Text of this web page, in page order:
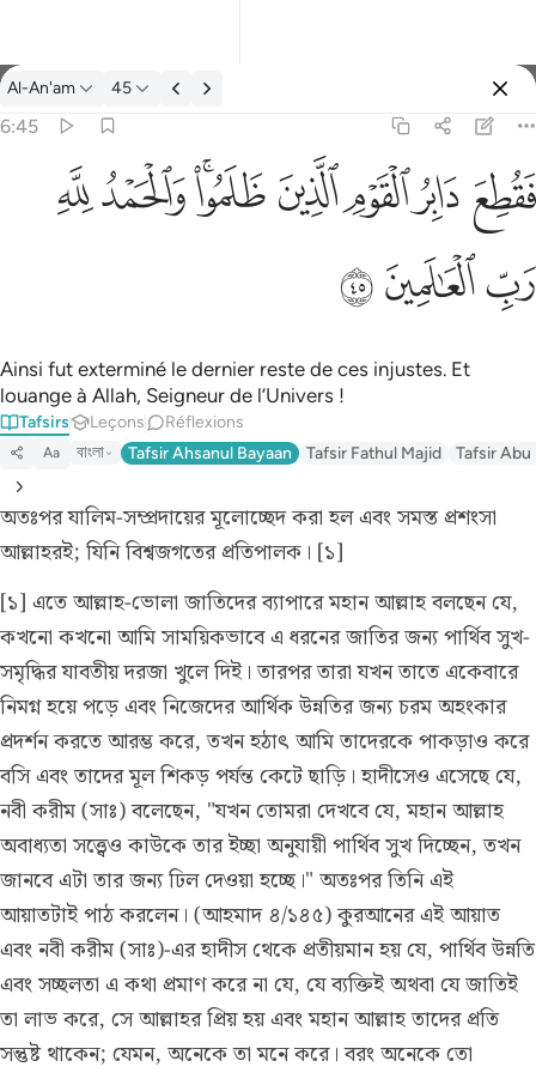
Tafsir: Al-An'am 6:45
Al-An'am 45
6:45
فقطع دابر القوم الذين ظلموا والحمد لله رب العالمين ٤٥
ٱلْقَوْمِ ٱلَّذِينَ ظَلَمُوا۟ ۚ وَٱلْحَمْدُ لِلَّهِ رَبِّ ٱلْعَـٰلَمِينَ ٤٥ﱁ ﱂﱃﱄﱅﱆﱇﱈ
ﱉﱊﱋ
Ainsi fut exterminé le dernier reste de ces injustes. Et
louange à Allah, Seigneur de l’Univers !
Tafsirs Leçons Réflexions
Aa বাংলা Tafsir Ahsanul Bayaan Tafsir Fathul Majid Tafsir Abu
অতঃপর যালিম-সম্প্রদায়ের মূলোচ্ছেদ করা হল এবং সমস্ত প্রশংসা
আল্লাহরই; যিনি বিশ্বজগতের প্রতিপালক। [১]
[১] এতে আল্লাহ-ভোলা জাতিদের ব্যাপারে মহান আল্লাহ বলছেন যে,
কখনো কখনো আমি সাময়িকভাবে এ ধরনের জাতির জন্য পার্থিব সুখ-
সমৃদ্ধির যাবতীয় দরজা খুলে দিই। তারপর তারা যখন তাতে একেবারে
নিমগ্ন হয়ে পড়ে এবং নিজেদের আর্থিক উন্নতির জন্য চরম অহংকার
প্রদর্শন করতে আরম্ভ করে, তখন হঠাৎ আমি তাদেরকে পাকড়াও করে
বসি এবং তাদের মূল শিকড় পর্যন্ত কেটে ছাড়ি। হাদীসেও এসেছে যে,
নবী করীম (সাঃ) বলেছেন, "যখন তোমরা দেখবে যে, মহান আল্লাহ
অবাধ্যতা সত্ত্বেও কাউকে তার ইচ্ছা অনুযায়ী পার্থিব সুখ দিচ্ছেন, তখন
জানবে এটা তার জন্য ঢিল দেওয়া হচ্ছে।" অতঃপর তিনি এই
আয়াতটাই পাঠ করলেন। (আহমাদ ৪/১৪৫)কুরআনের এই আয়াত
এবং নবী করীম (সাঃ)-এর হাদীস থেকে প্রতীয়মান হয় যে, পার্থিব উন্নতি
এবং সচ্ছলতা এ কথা প্রমাণ করে না যে, যে ব্যক্তিই অথবা যে জাতিই
তা লাভ করে, সে আল্লাহর প্রিয় হয় এবং মহান আল্লাহ তাদের প্রতি
সন্তুষ্ট থাকেন; যেমন, অনেকে তা মনে করে। বরং অনেকে তো